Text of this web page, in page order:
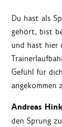
Du hast als
gehört, bist
und hast hier
Gefühl für
angekommen
Andreas
den Sprung